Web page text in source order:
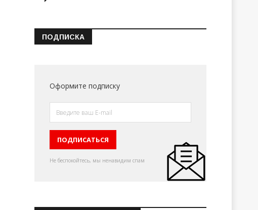
ПОДПИСКА
Оформите подписку
Не беспокойтесь, мы ненавидим спам